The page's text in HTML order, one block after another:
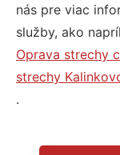
nás pre viac
služby, ako
Oprava strechy
strechy
.